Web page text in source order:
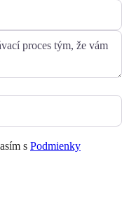
s Podmienky